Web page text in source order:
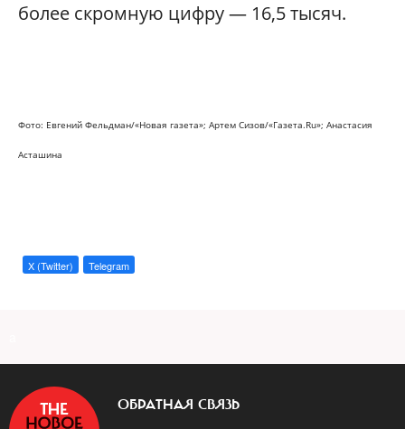
более скромную цифру — 16,5 тысяч.
Фото: Евгений Фельдман/«Новая газета»; Артем Сизов/«Газета.Ru»; Анастасия
Асташина
X (Twitter) Telegram
ОБРАТНАЯ СВЯЗЬ